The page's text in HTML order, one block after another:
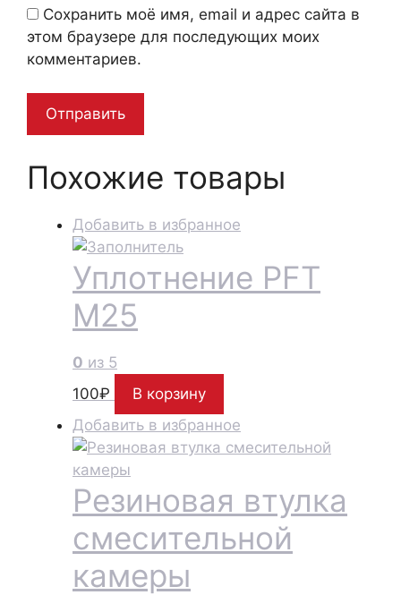
Сохранить моё имя, email и адрес сайта в
этом браузере для последующих моих
комментариев.
Похожие товары
Добавить в избранное
Уплотнение PFT
M25
0 из 5
100₽
В корзину
Добавить в избранное
Резиновая втулка
смесительной
камеры